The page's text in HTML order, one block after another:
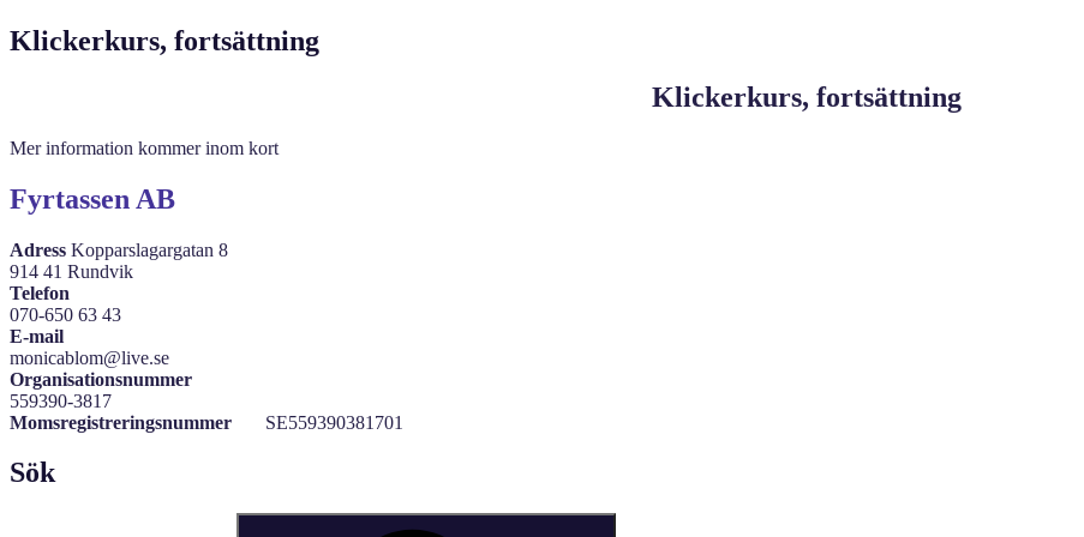
Klickerkurs, fortsättning
Klickerkurs, fortsättning
Mer information kommer inom kort
Fyrtassen AB
Adress Kopparslagargatan 8
914 41 Rundvik
Telefon
070-650 63 43
E-mail
monicablom@live.se
Organisationsnummer
559390-3817
Momsregistreringsnummer
SE559390381701
Sök